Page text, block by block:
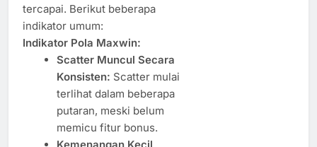
tercapai. Berikut beberapa
indikator umum:
Indikator Pola Maxwin:
Scatter Muncul Secara
Konsisten: Scatter mulai
terlihat dalam beberapa
putaran, meski belum
memicu fitur bonus.